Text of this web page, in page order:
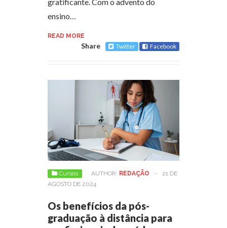
ensino…
READ MORE
Share Twitter Facebook
Cursos AUTHOR: REDAÇÃO -
21 DE
AGOSTO DE 2024
Os benefícios da pós-
graduação à distância para